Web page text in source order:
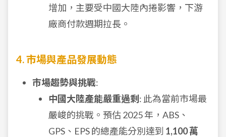
增加，主要受中國大陸內捲影響，下游
廠商付款週期拉長。
4. 市場與產品發展動態
市場趨勢與挑戰:
中國大陸產能嚴重過剩 : 此為當前市場最
嚴峻的挑戰。預估 2025 年，ABS、
GPS、EPS 的總產能分別達到 1,100 萬